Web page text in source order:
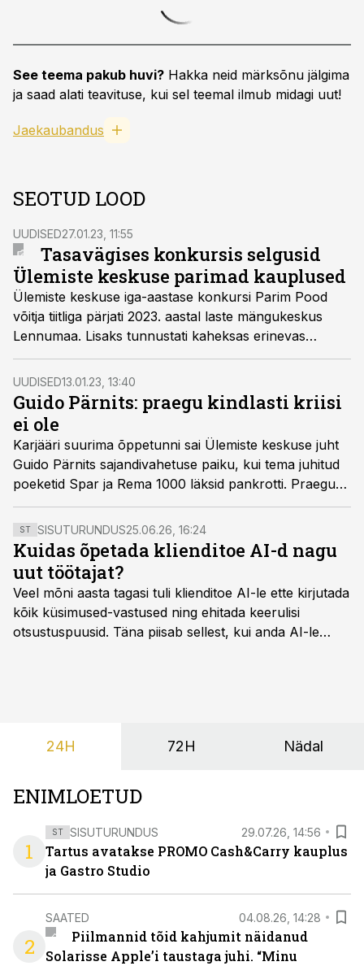
See teema pakub huvi? Hakka neid märksõnu jälgima
ja saad alati teavituse, kui sel teemal ilmub midagi uut!
Jaekaubandus
SEOTUD LOOD
UUDISED27.01.23, 11:55
Tasavägises konkursis selgusid
Ülemiste keskuse parimad kauplused
Ülemiste keskuse iga-aastase konkursi Parim Pood
võitja tiitliga pärjati 2023. aastal laste mängukeskus
Lennumaa. Lisaks tunnustati kaheksas erinevas
kategoorias parimaid kauplusi.
UUDISED13.01.23, 13:40
Guido Pärnits: praegu kindlasti kriisi
ei ole
Karjääri suurima õppetunni sai Ülemiste keskuse juht
Guido Pärnits sajandivahetuse paiku, kui tema juhitud
poeketid Spar ja Rema 1000 läksid pankrotti. Praegust
majandusolukorda Pärnits kriisiks ei pea, ta on kindel,
et edasi läheb paremaks.
ST SISUTURUNDUS25.06.26, 16:24
Kuidas õpetada klienditoe AI-d nagu
uut töötajat?
Veel mõni aasta tagasi tuli klienditoe AI-le ette kirjutada
kõik küsimused-vastused ning ehitada keerulisi
otsustuspuusid. Täna piisab sellest, kui anda AI-le
24H 72H Nädal
ENIMLOETUD
1
ST SISUTURUNDUS 29.07.26, 14:56
Tartus avatakse PROMO Cash&Carry kauplus
ja Gastro Studio
2
SAATED 04.08.26, 14:28
Piilmannid tõid kahjumit näidanud
Solarisse Apple’i taustaga juhi. “Minu